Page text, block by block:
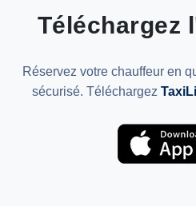
Téléchargez
Réservez votre chauffeur en
sécurisé. Téléchargez